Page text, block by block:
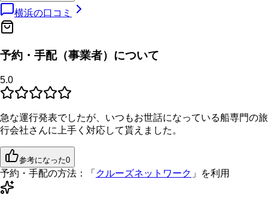
横浜の口コミ
予約・手配（事業者）について
5.0
急な運行発表でしたが、いつもお世話になっている船専門の旅
行会社さんに上手く対応して貰えました。
参考になった0
予約・手配の方法： 「 クルーズネットワーク 」を利用